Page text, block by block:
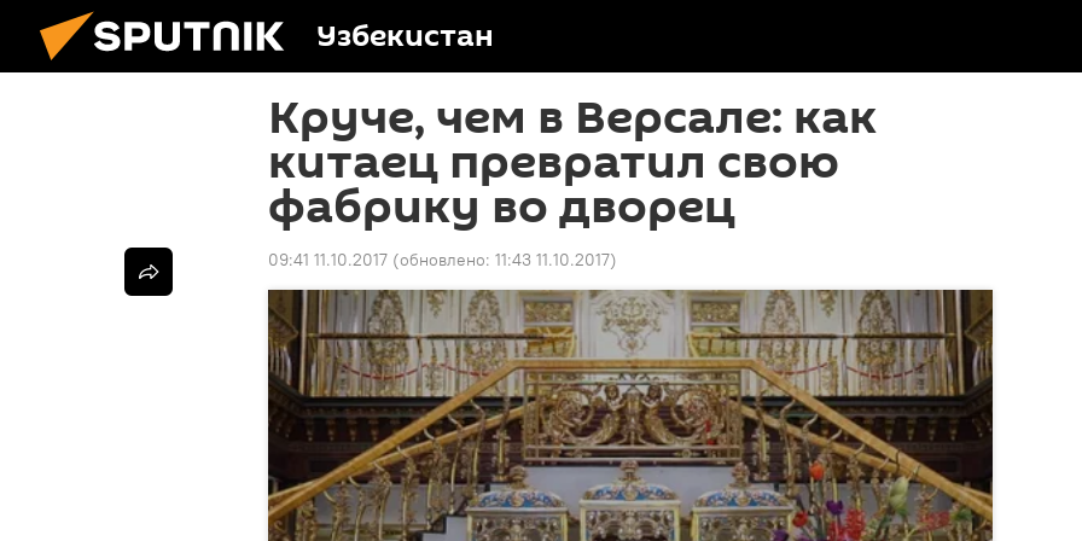
Узбекистан
Круче, чем в Версале: как
китаец превратил свою
фабрику во дворец
09:41 11.10.2017 (обновлено: 11:43 11.10.2017)